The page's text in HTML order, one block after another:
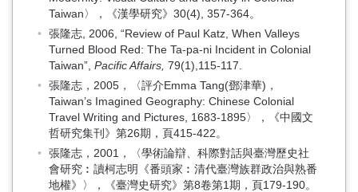
Taiwan〉，《漢學研究》30(4), 357-364。
張隆志, 2006, “Review of Paul Katz, When Valleys
Turned Blood Red: The Ta-pa-ni Incident in Colonial
Taiwan”, Pacific Affairs, 79(1),115-117.
張隆志，2005，〈評介Emma Tang(鄧津華)，
Taiwan’s Imagined Geography: Chinese Colonial
Travel Writing and Pictures, 1683-1895〉，《中國文
哲研究集刊》第26期，頁415-422。
張隆志，2001，〈學術論辯、科際對話與臺灣歷史社
會研究︰讀柯志明《番頭家︰清代臺灣族群政治與熟番
地權》〉，《臺灣史研究》第8卷第1期，頁179-190。